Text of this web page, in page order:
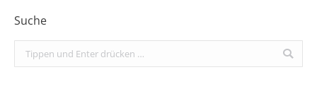
Suche
Search: